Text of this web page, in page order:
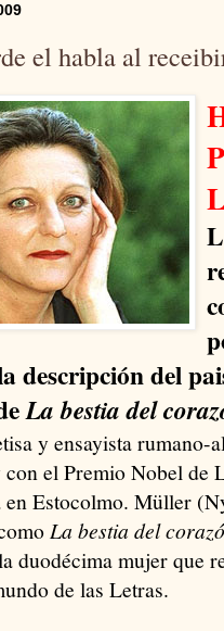
el habla al
descripción del
La bestia del
y ensayista
con el Premio Nobel de
en Estocolmo. Müller
La bestia del
duodécima mujer que
de las Letras.